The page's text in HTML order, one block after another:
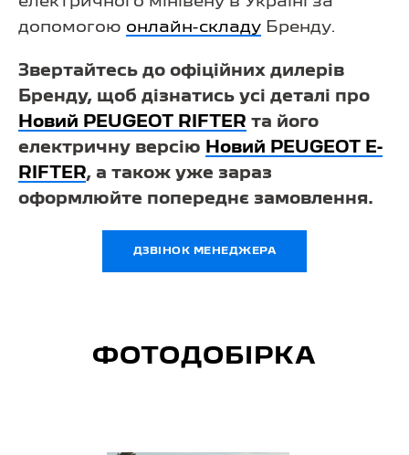
допомогою онлайн-складу Бренду.
Звертайтесь до офіційних дилерів
Бренду, щоб дізнатись усі деталі про
Новий PEUGEOT RIFTER та його
електричну версію
Новий PEUGEOT E-
RIFTER, а також уже зараз
оформлюйте попереднє замовлення.
ДЗВІНОК МЕНЕДЖЕРА
ФОТОДОБІРКА